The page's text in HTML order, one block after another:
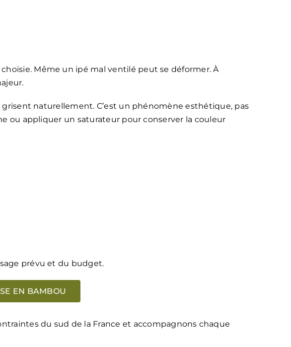
Même un ipé mal ventilé peut se déformer. À
naturellement. C’est un phénomène esthétique, pas
ou appliquer un saturateur pour conserver la couleur
prévu et du budget.
EN BAMBOU
du sud de la France et accompagnons chaque